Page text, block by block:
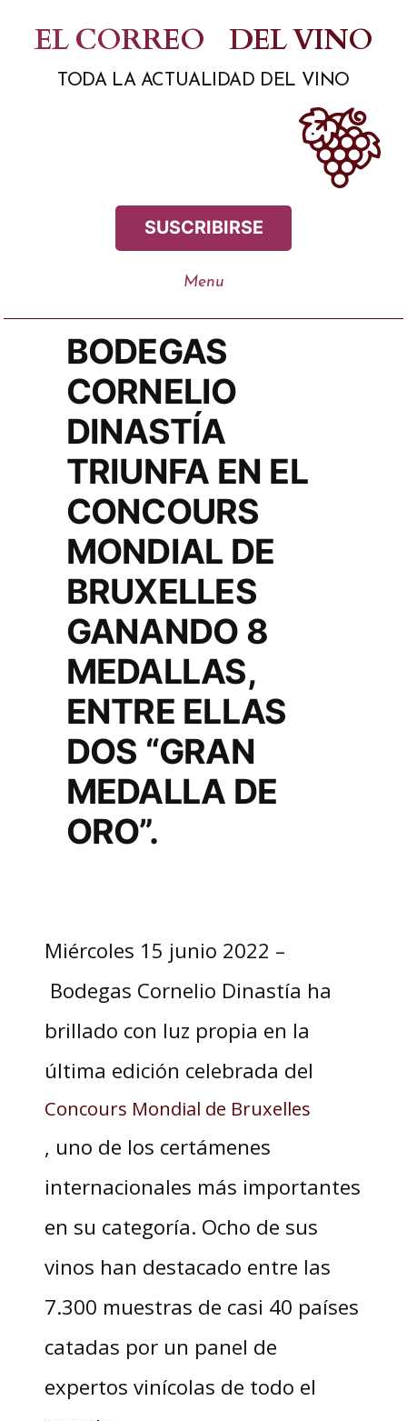
contenido
EL CORREO DEL VINO
TODA LA ACTUALIDAD DEL VINO
SUSCRIBIRSE
BODEGAS
CORNELIO
DINASTÍA
TRIUNFA EN EL
CONCOURS
MONDIAL DE
BRUXELLES
GANANDO 8
MEDALLAS,
ENTRE ELLAS
DOS “GRAN
MEDALLA DE
ORO”.
Miércoles 15 junio 2022 –
Bodegas Cornelio Dinastía ha
brillado con luz propia en la
última edición celebrada del
Concours Mondial de Bruxelles
, uno de los certámenes
internacionales más importantes
en su categoría. Ocho de sus
vinos han destacado entre las
7.300 muestras de casi 40 países
catadas por un panel de
expertos vinícolas de todo el